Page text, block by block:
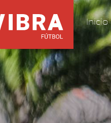
Inicio